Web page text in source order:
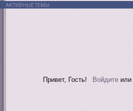
АКТИВНЫЕ ТЕМЫ
Привет, Гость! Войдитеили